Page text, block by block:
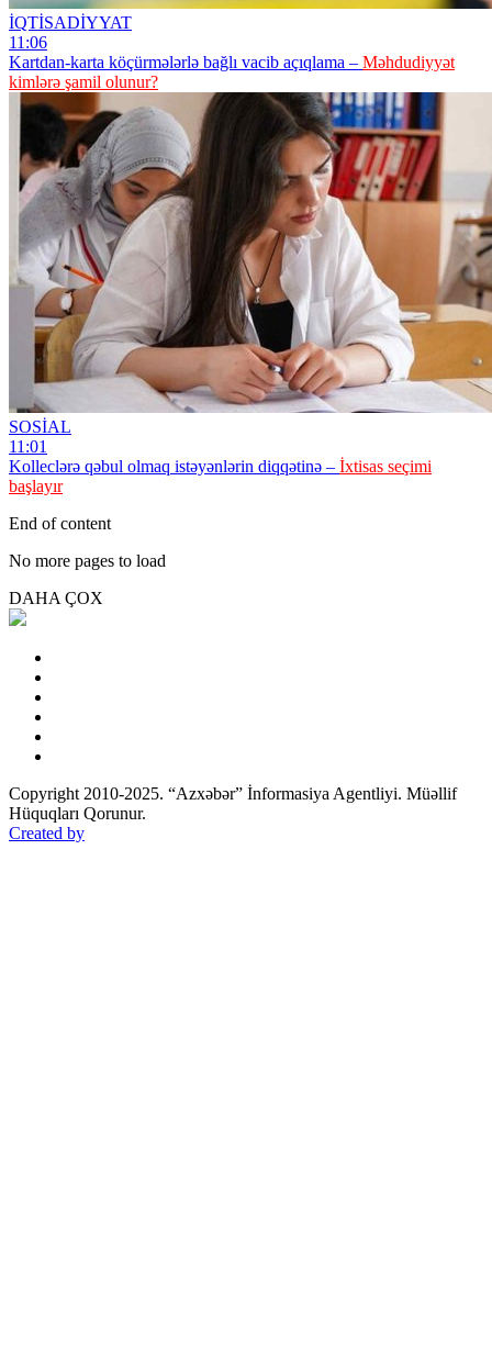
İQTİSADİYYAT
11:06
Kartdan-karta köçürmələrlə bağlı vacib açıqlama – Məhdudiyyət
kimlərə şamil olunur?
SOSİAL
11:01
Kolleclərə qəbul olmaq istəyənlərin diqqətinə – İxtisas seçimi
başlayır
End of content
No more pages to load
DAHA ÇOX
Copyright 2010-2025. “Azxəbər” İnformasiya Agentliyi. Müəllif
Hüquqları Qorunur.
Created by